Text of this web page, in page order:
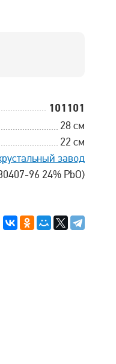
101101
28 см
22 см
завод
96 24% PbO)